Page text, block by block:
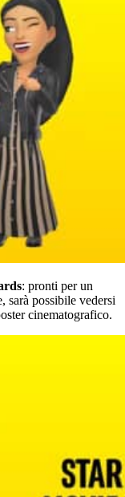
: pronti per un
sarà possibile vedersi
cinematografico.